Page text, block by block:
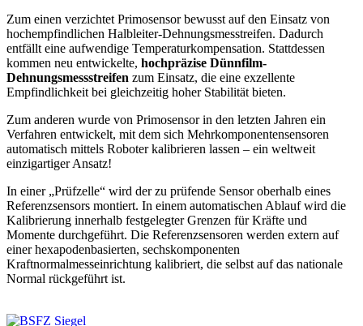
Zum einen verzichtet Primosensor bewusst auf den Einsatz von
hochempfindlichen Halbleiter-Dehnungsmesstreifen. Dadurch
entfällt eine aufwendige Temperaturkompensation. Stattdessen
kommen neu entwickelte, hochpräzise Dünnfilm-
Dehnungsmessstreifen zum Einsatz, die eine exzellente
Empfindlichkeit bei gleichzeitig hoher Stabilität bieten.
Zum anderen wurde von Primosensor in den letzten Jahren ein
Verfahren entwickelt, mit dem sich Mehrkomponentensensoren
automatisch mittels Roboter kalibrieren lassen – ein weltweit
einzigartiger Ansatz!
In einer „Prüfzelle“ wird der zu prüfende Sensor oberhalb eines
Referenzsensors montiert. In einem automatischen Ablauf wird die
Kalibrierung innerhalb festgelegter Grenzen für Kräfte und
Momente durchgeführt. Die Referenzsensoren werden extern auf
einer hexapodenbasierten, sechskomponenten
Kraftnormalmesseinrichtung kalibriert, die selbst auf das nationale
Normal rückgeführt ist.